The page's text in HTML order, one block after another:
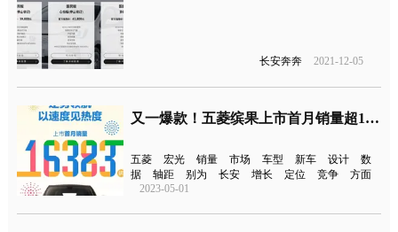
长安奔奔 2021-12-05
又一爆款！五菱缤果上市首月销量超1.6万辆
五菱 宏光 销量 市场 车型 新车 设计
数
据
轴距 别为 长安 增长 定位 竞争
方面
2023-05-01